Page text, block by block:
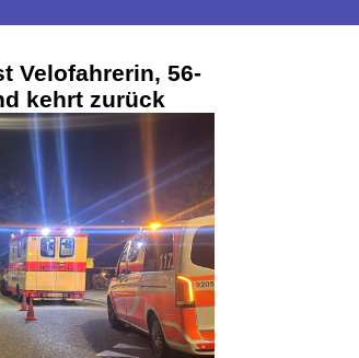
Velofahrerin, 56-
kehrt zurück